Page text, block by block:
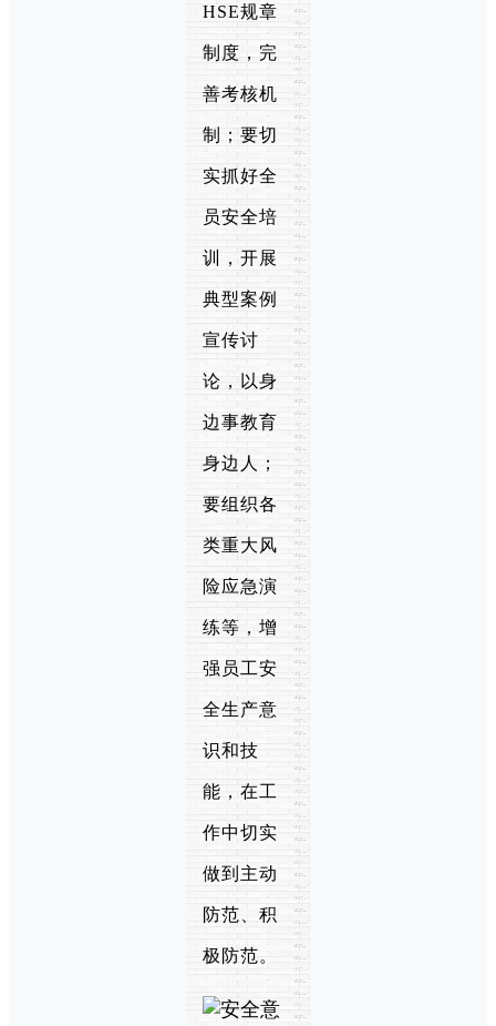
HSE规章
制度，完
善考核机
制；要切
实抓好全
员安全培
训，开展
典型案例
宣传讨
论，以身
边事教育
身边人；
要组织各
类重大风
险应急演
练等，增
强员工安
全生产意
识和技
能，在工
作中切实
做到主动
防范、积
极防范。